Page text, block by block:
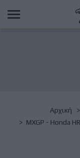
Παράκαμψη
προς
Αρχική
MXGP - Honda